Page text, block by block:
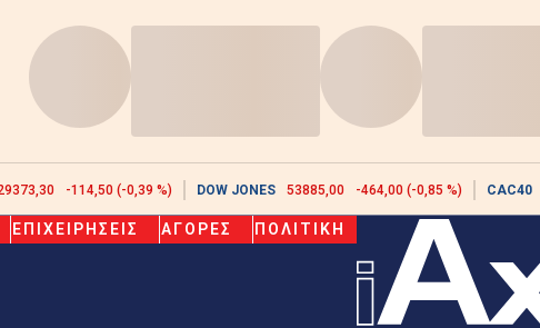
-114,50 (-0,39 %) DOW JONES 53885,00 -464,00 (-0,85 %) CAC40
ΕΠΙΧΕΙΡΗΣΕΙΣ ΑΓΟΡΕΣ ΠΟΛΙΤΙΚΗ